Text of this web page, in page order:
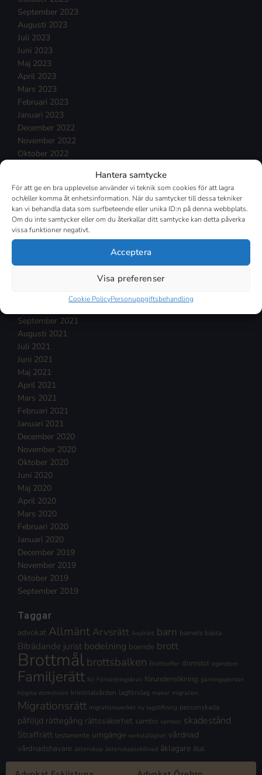
Hantera samtycke
För att ge en bra upplevelse använder vi teknik som cookies för att lagra
och/eller komma åt enhetsinformation. När du samtycker till dessa tekniker
kan vi behandla data som surfbeteende eller unika ID:n på denna webbplats.
Om du inte samtycker eller om du återkallar ditt samtycke kan detta påverka
vissa funktioner negativt.
Acceptera
Visa preferenser
Cookie PolicyPersonuppgiftsbehandling
September 2023
Augusti 2023
Juli 2023
Juni 2023
Maj 2023
April 2023
Mars 2023
Februari 2023
Januari 2023
December 2022
November 2022
Oktober 2022
Juli 2022
Juni 2022
Maj 2022
April 2022
November 2021
September 2021
Augusti 2021
Juli 2021
Juni 2021
Maj 2021
April 2021
Mars 2021
Februari 2021
Januari 2021
December 2020
November 2020
Oktober 2020
Juni 2020
Maj 2020
April 2020
Mars 2020
Februari 2020
Januari 2020
December 2019
November 2019
Oktober 2019
September 2019
Taggar
advokat Allmänt Arvsrätt Asylrätt barn barnets bästa
Biträdande jurist bodelning boende brott
Brottmålbrottsbalken Brottsoffer domstol egendom
Familjerätt fel Försörjningskrav förundersökning gärningsperson
högsta domstolen kriminalvården lagförslag makar migration
Migrationsrätt migrationsverket ny lagstiftning personskada
påföljd rättegång rättssäkerhet sambo sambor skadestånd
Straffrätt testamente umgänge verkställighet vårdnad
vårdnadshavare äktenskap äktenskapsskillnad åklagare åtal